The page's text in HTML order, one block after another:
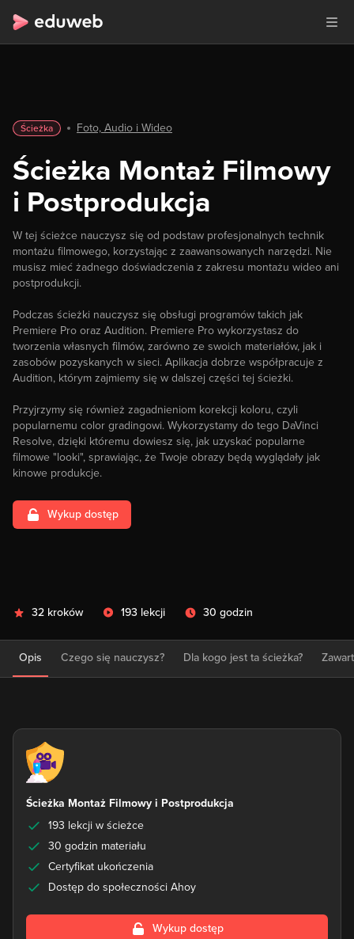
Ścieżka Foto, Audio i Wideo
Ścieżka Montaż Filmowy
i Postprodukcja
W tej ścieżce nauczysz się od podstaw profesjonalnych technik
montażu filmowego, korzystając z zaawansowanych narzędzi. Nie
musisz mieć żadnego doświadczenia z zakresu montażu wideo ani
postprodukcji.
Podczas ścieżki nauczysz się obsługi programów takich jak
Premiere Pro oraz Audition. Premiere Pro wykorzystasz do
tworzenia własnych filmów, zarówno ze swoich materiałów, jak i
zasobów pozyskanych w sieci. Aplikacja dobrze współpracuje z
Audition, którym zajmiemy się w dalszej części tej ścieżki.
Przyjrzymy się również zagadnieniom korekcji koloru, czyli
popularnemu color gradingowi. Wykorzystamy do tego DaVinci
Resolve, dzięki któremu dowiesz się, jak uzyskać popularne
filmowe "looki", sprawiając, że Twoje obrazy będą wyglądały jak
kinowe produkcje.
Wykup dostęp
32 kroków 193 lekcji 30 godzin
Opis Czego się nauczysz? Dla kogo jest ta ścieżka?
Ścieżka Montaż Filmowy i Postprodukcja
193 lekcji w ścieżce
30 godzin materiału
Certyfikat ukończenia
Dostęp do społeczności Ahoy
Wykup dostęp